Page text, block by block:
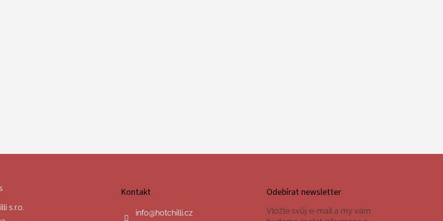
s.r.o.
Kontakt
info@hotchilli.cz
Odebírat newsletter
Vložte svůj e-mail a my vám